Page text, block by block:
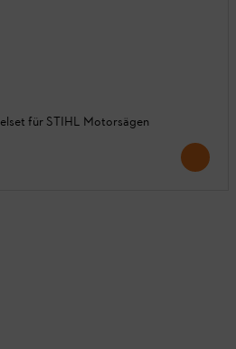
für STIHL Motorsägen